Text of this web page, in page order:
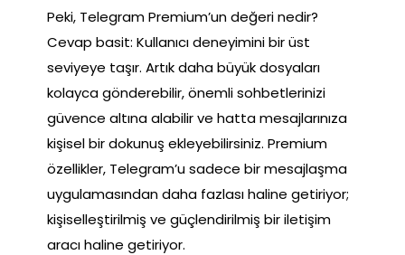
Peki, Telegram Premium’un değeri nedir?
Cevap basit: Kullanıcı deneyimini bir üst
seviyeye taşır. Artık daha büyük dosyaları
kolayca gönderebilir, önemli sohbetlerinizi
güvence altına alabilir ve hatta mesajlarınıza
kişisel bir dokunuş ekleyebilirsiniz. Premium
özellikler, Telegram’u sadece bir mesajlaşma
uygulamasından daha fazlası haline getiriyor;
kişiselleştirilmiş ve güçlendirilmiş bir iletişim
aracı haline getiriyor.